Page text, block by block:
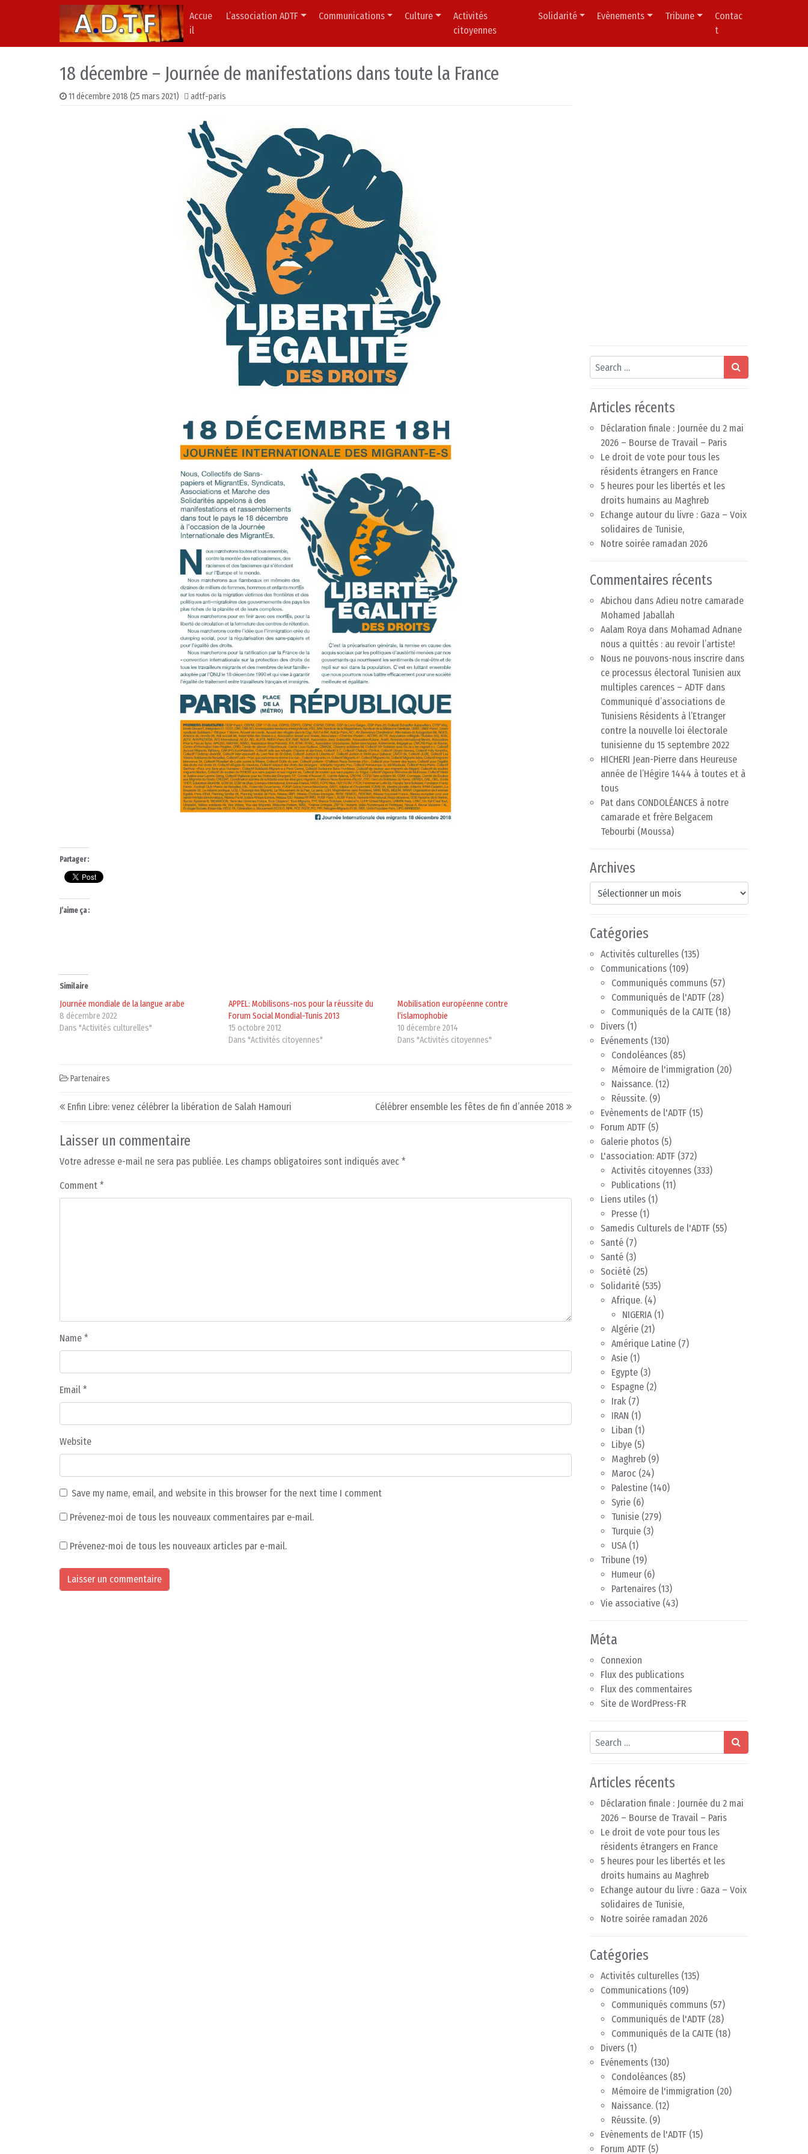
Skip to content
Main Navigation
Accue
il
L’association ADTF Communications Culture
Activités
citoyennes
Solidarité Evènements Tribune
Contac
t
18 décembre – Journée de manifestations dans toute la France
11 décembre 2018 (25 mars 2021) adtf-paris
Partager :
J’aime ça :
Similaire
Journée mondiale de la langue arabe
8 décembre 2022
Dans "Activités culturelles"
APPEL: Mobilisons-nos pour la réussite du
Forum Social Mondial-Tunis 2013
15 octobre 2012
Dans "Activités citoyennes"
Mobilisation européenne contre
l’islamophobie
10 décembre 2014
Dans "Activités citoyennes"
Partenaires
Post navigation
Enfin Libre: venez célébrer la libération de Salah Hamouri Célébrer ensemble les fêtes de fin d’année 2018
Laisser un commentaire
Votre adresse e-mail ne sera pas publiée. Les champs obligatoires sont indiqués avec *
Comment *
Name *
Email *
Website
Save my name, email, and website in this browser for the next time I comment
Prévenez-moi de tous les nouveaux commentaires par e-mail.
Prévenez-moi de tous les nouveaux articles par e-mail.
Search
Articles récents
Déclaration finale : Journée du 2 mai
2026 – Bourse de Travail – Paris
Le droit de vote pour tous les
résidents étrangers en France
5 heures pour les libertés et les
droits humains au Maghreb
Echange autour du livre : Gaza – Voix
solidaires de Tunisie,
Notre soirée ramadan 2026
Commentaires récents
Abichou dans Adieu notre camarade
Mohamed Jaballah
Aalam Roya dans Mohamad Adnane
nous a quittés : au revoir l’artiste!
Nous ne pouvons-nous inscrire dans
ce processus électoral Tunisien aux
multiples carences – ADTF dans
Communiqué d’associations de
Tunisiens Résidents à l’Etranger
contre la nouvelle loi électorale
tunisienne du 15 septembre 2022
HICHERI Jean-Pierre dans Heureuse
année de l’Hégire 1444 à toutes et à
tous
Pat dans CONDOLÉANCES à notre
camarade et frère Belgacem
Tebourbi (Moussa)
Archives
Archives
Catégories
Activités culturelles (135)
Communications (109)
Communiqués communs (57)
Communiqués de l'ADTF (28)
Communiqués de la CAITE (18)
Divers (1)
Evénements (130)
Condoléances (85)
Mémoire de l'immigration (20)
Naissance. (12)
Réussite. (9)
Evènements de l'ADTF (15)
Forum ADTF (5)
Galerie photos (5)
L'association: ADTF (372)
Activités citoyennes (333)
Publications (11)
Liens utiles (1)
Presse (1)
Samedis Culturels de l'ADTF (55)
Santé (7)
Santé (3)
Société (25)
Solidarité (535)
Afrique. (4)
NIGERIA(1)
Algérie (21)
Amérique Latine (7)
Asie (1)
Egypte (3)
Espagne (2)
Irak (7)
IRAN (1)
Liban (1)
Libye (5)
Maghreb (9)
Maroc (24)
Palestine (140)
Syrie (6)
Tunisie (279)
Turquie (3)
USA(1)
Tribune (19)
Humeur (6)
Partenaires (13)
Vie associative (43)
Méta
Connexion
Flux des publications
Flux des commentaires
Site de WordPress-FR
Search
Articles récents
Déclaration finale : Journée du 2 mai
2026 – Bourse de Travail – Paris
Le droit de vote pour tous les
résidents étrangers en France
5 heures pour les libertés et les
droits humains au Maghreb
Echange autour du livre : Gaza – Voix
solidaires de Tunisie,
Notre soirée ramadan 2026
Catégories
Activités culturelles (135)
Communications (109)
Communiqués communs (57)
Communiqués de l'ADTF (28)
Communiqués de la CAITE (18)
Divers (1)
Evénements (130)
Condoléances (85)
Mémoire de l'immigration (20)
Naissance. (12)
Réussite. (9)
Evènements de l'ADTF (15)
Forum ADTF (5)